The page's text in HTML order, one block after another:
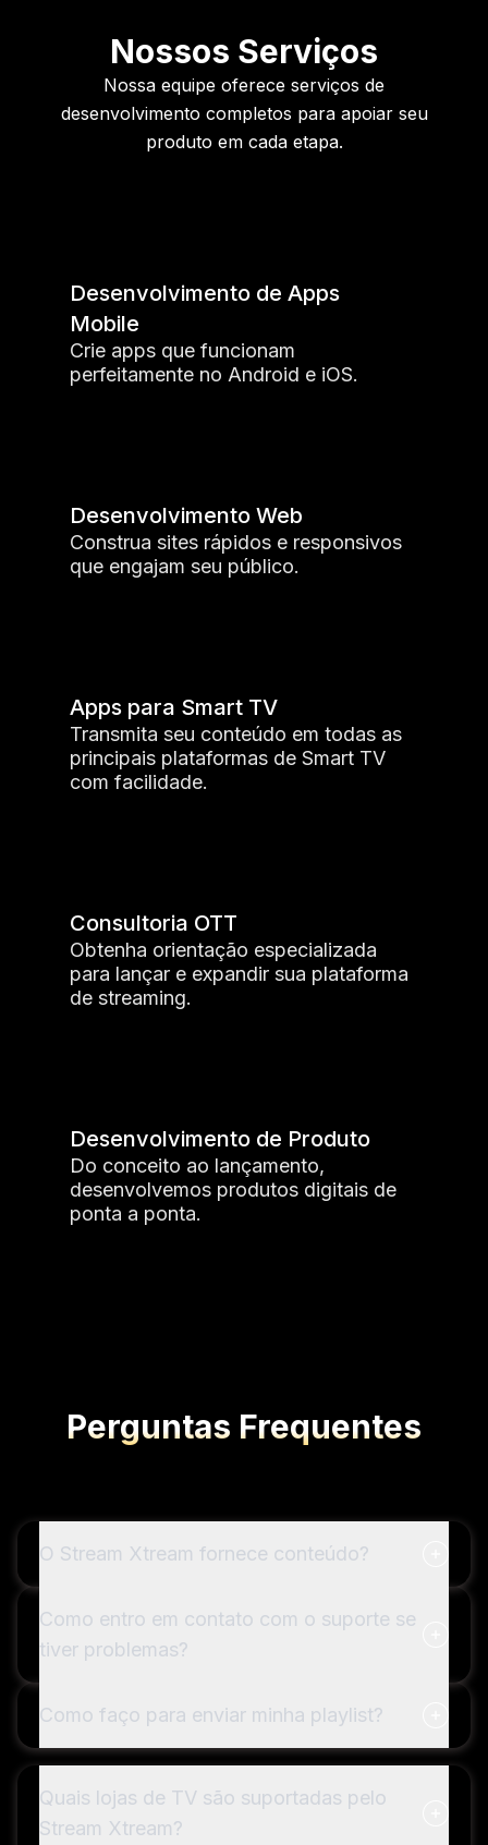
Nossos Serviços
Nossa equipe oferece serviços de
desenvolvimento completos para apoiar seu
produto em cada etapa.
Desenvolvimento de Apps
Mobile
Crie apps que funcionam
perfeitamente no Android e iOS.
Desenvolvimento Web
Construa sites rápidos e responsivos
que engajam seu público.
Apps para Smart TV
Transmita seu conteúdo em todas as
principais plataformas de Smart TV
com facilidade.
Consultoria OTT
Obtenha orientação especializada
para lançar e expandir sua plataforma
de streaming.
Desenvolvimento de Produto
Do conceito ao lançamento,
desenvolvemos produtos digitais de
ponta a ponta.
Perguntas Frequentes
O Stream Xtream fornece conteúdo?
Como entro em contato com o suporte se
tiver problemas?
Como faço para enviar minha playlist?
Quais lojas de TV são suportadas pelo
Stream Xtream?